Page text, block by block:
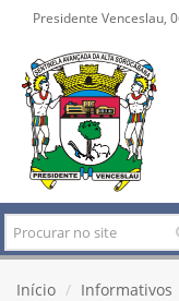
Presidente Venceslau,
Início Informativos